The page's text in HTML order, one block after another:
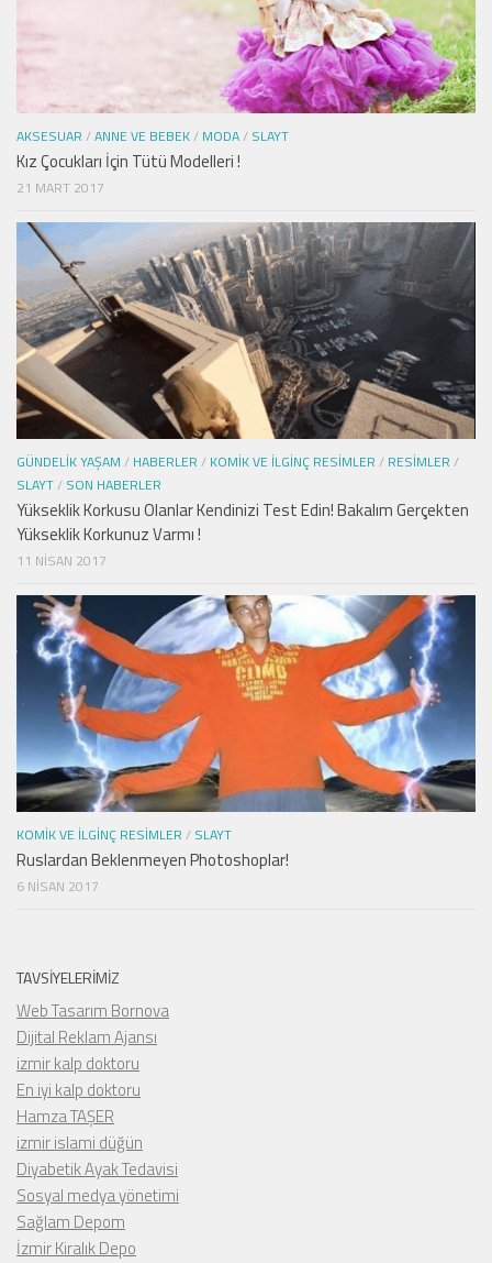
AKSESUAR /ANNE VE BEBEK/ MODA/ SLAYT
Kız Çocukları İçin Tütü Modelleri !
21 MART 2017
GÜNDELIK YAŞAM / HABERLER / KOMIK VE İLGINÇ RESIMLER / RESIMLER /
SLAYT/ SON HABERLER
Yükseklik Korkusu Olanlar Kendinizi Test Edin! Bakalım Gerçekten
Yükseklik Korkunuz Varmı !
11 NISAN 2017
KOMIK VE İLGINÇ RESIMLER / SLAYT
Ruslardan Beklenmeyen Photoshoplar!
6 NISAN 2017
TAVSIYELERIMIZ
Web Tasarım Bornova
Dijital Reklam Ajansı
izmir kalp doktoru
En iyi kalp doktoru
Hamza TAŞER
izmir islami düğün
Diyabetik Ayak Tedavisi
Sosyal medya yönetimi
Sağlam Depom
İzmir Kiralık Depo